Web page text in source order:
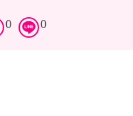
0 0